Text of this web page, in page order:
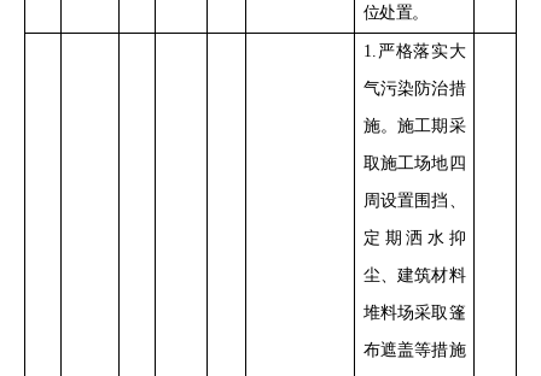
位处置。
1. 严格落实大
气污染防治措
施。施工期采
取施工场地四
周设置围挡、
定期洒水抑
尘、建筑材料
堆料场采取篷
布遮盖等措施